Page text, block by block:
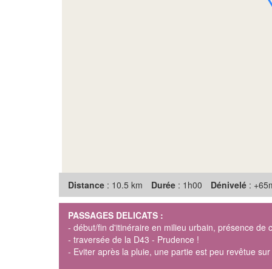
Distance : 10.5 km Durée : 1h00 Dénivelé :
PASSAGES DELICATS :
- début/fin d'itinéraire en milieu urbain, présence de
- traversée de la D43 - Prudence !
- Eviter après la pluie, une partie est peu revêtue